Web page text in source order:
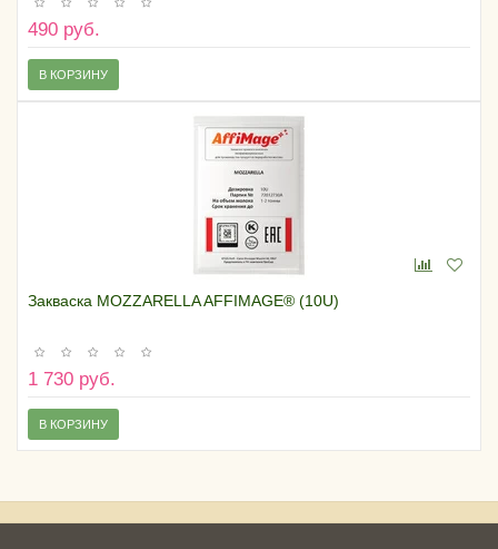
490 руб.
В КОРЗИНУ
Закваска MOZZARELLA AFFIMAGE® (10U)
1 730 руб.
В КОРЗИНУ